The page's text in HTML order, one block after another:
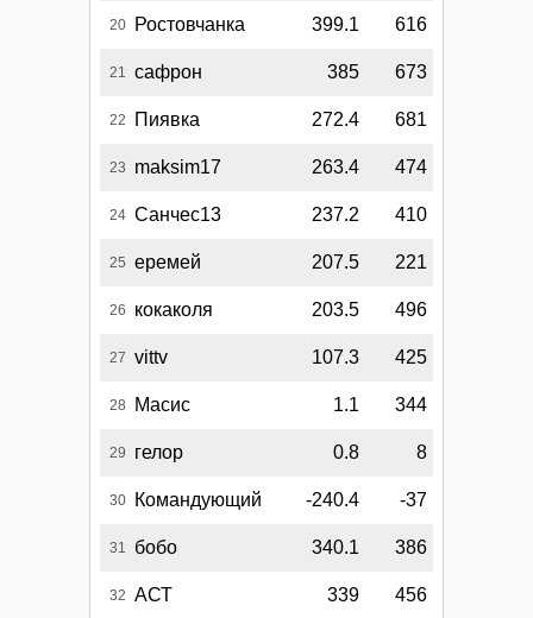
20 Ростовчанка 399.1 616
21 сафрон 385 673
22 Пиявка 272.4 681
23 maksim17 263.4 474
24 Санчес13 237.2 410
25 еремей 207.5 221
26 кокаколя 203.5 496
27 vittv 107.3 425
28 Масис 1.1 344
29 гелор 0.8 8
30 Командующий -240.4 -37
31 бобо 340.1 386
32 АСТ 339 456